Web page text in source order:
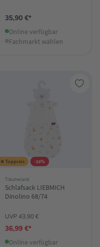
35,90 €*
Online verfügbar
Fachmarkt wählen
★ Toppreis -16%
Träumeland
Schlafsack LIEBMICH
Dinolino 68/74
UVP 43,90 €
36,99 €*
Online verfügbar